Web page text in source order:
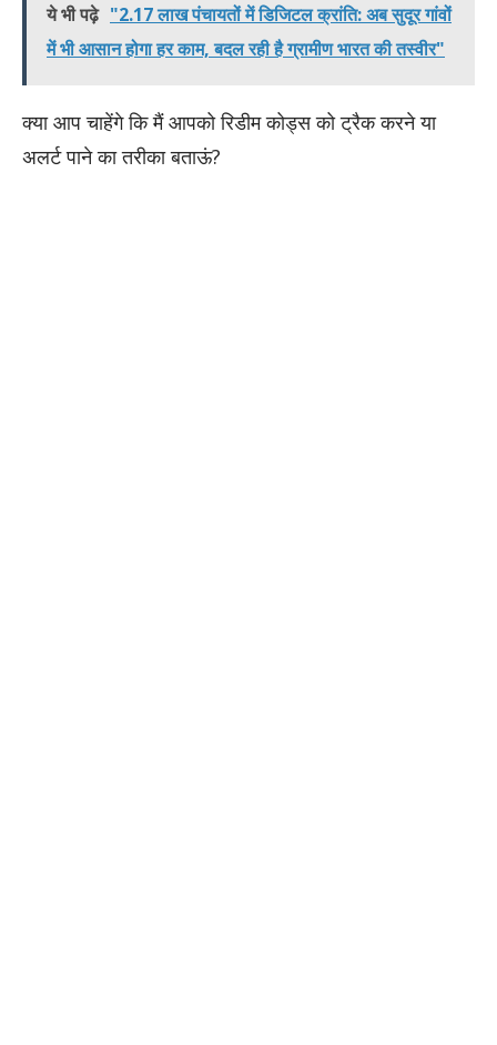
ये भी पढ़े "2.17 लाख पंचायतों में डिजिटल क्रांति: अब सुदूर गांवों
में भी आसान होगा हर काम, बदल रही है ग्रामीण भारत की तस्वीर"
क्या आप चाहेंगे कि मैं आपको रिडीम कोड्स को ट्रैक करने या
अलर्ट पाने का तरीका बताऊं?